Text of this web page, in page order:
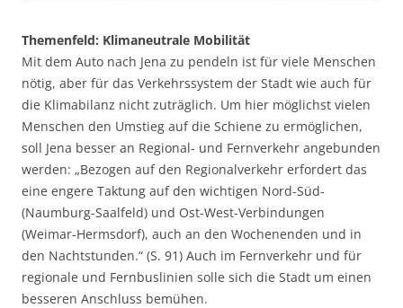
Themenfeld: Klimaneutrale Mobilität
Mit dem Auto nach Jena zu pendeln ist für viele Menschen
nötig, aber für das Verkehrssystem der Stadt wie auch für
die Klimabilanz nicht zuträglich. Um hier möglichst vielen
Menschen den Umstieg auf die Schiene zu ermöglichen,
soll Jena besser an Regional- und Fernverkehr angebunden
werden: „Bezogen auf den Regionalverkehr erfordert das
eine engere Taktung auf den wichtigen Nord-Süd-
(Naumburg-Saalfeld) und Ost-West-Verbindungen
(Weimar-Hermsdorf), auch an den Wochenenden und in
den Nachtstunden.“ (S. 91) Auch im Fernverkehr und für
regionale und Fernbuslinien solle sich die Stadt um einen
besseren Anschluss bemühen.